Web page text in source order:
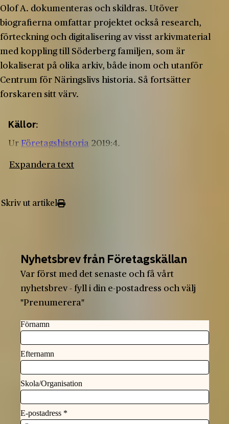
Olof A. dokumenteras och skildras. Utöver
biografierna omfattar projektet också research,
förteckning och digitalisering av visst arkivmaterial
med koppling till Söderberg familjen, som är
lokaliserat på olika arkiv, både inom och utanför
Centrum för Näringslivs historia. Så fortsätter
forskaren sitt värv.
Källor:
Ur Företagshistoria 2019:4.
Expandera text
Skriv ut artikel
Nyhetsbrev från Företagskällan
Var först med det senaste och få vårt
nyhetsbrev - fyll i din e-postadress och välj
"Prenumerera"